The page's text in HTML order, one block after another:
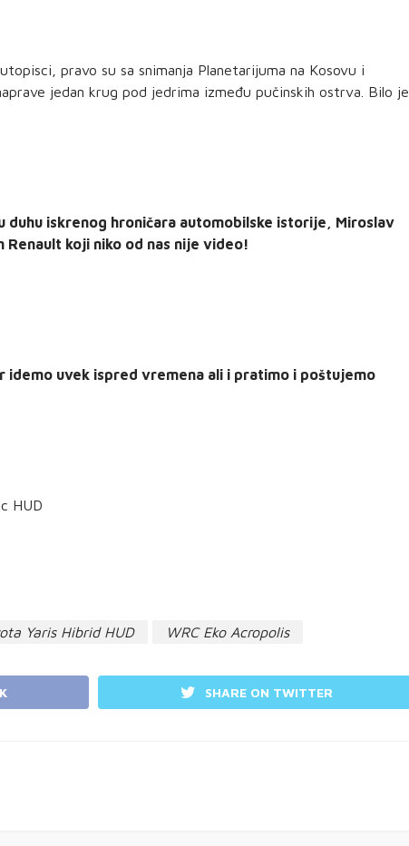
pravo su sa snimanja Planetarijuma na Kosovu i
jedan krug pod jedrima između pučinskih ostrva. Bilo je
duhu iskrenog hroničara automobilske istorije, Miroslav
koji niko od nas nije video!
idemo uvek ispred vremena ali i pratimo i poštujemo
HUD
Yaris Hibrid HUD WRC Eko Acropolis
SHARE ON TWITTER